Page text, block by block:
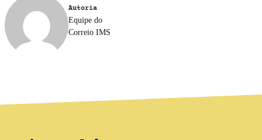
Autoria
Equipe do
Correio IMS